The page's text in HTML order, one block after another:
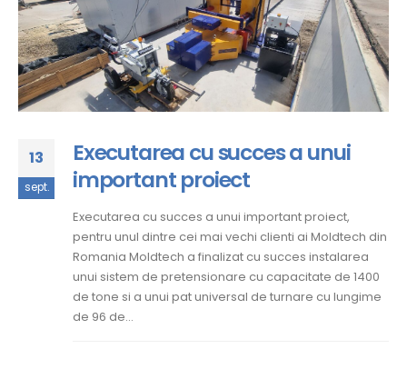
13
sept.
Executarea cu succes a unui
important proiect
Executarea cu succes a unui important proiect,
pentru unul dintre cei mai vechi clienti ai Moldtech din
Romania Moldtech a finalizat cu succes instalarea
unui sistem de pretensionare cu capacitate de 1400
de tone si a unui pat universal de turnare cu lungime
de 96 de...